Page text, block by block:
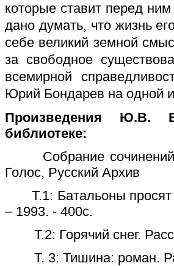
которые ставит перед
дано думать, что жизнь
себе великий земной
за свободное
всемирной
Юрий Бондарев на одной
Произведения Ю.В.
библиотеке:
Собрание сочинений
Голос, Русский Архив
Т.1: Батальоны просят
– 1993. - 400с.
Т.2: Горячий снег.
Т. 3: Тишина: роман.